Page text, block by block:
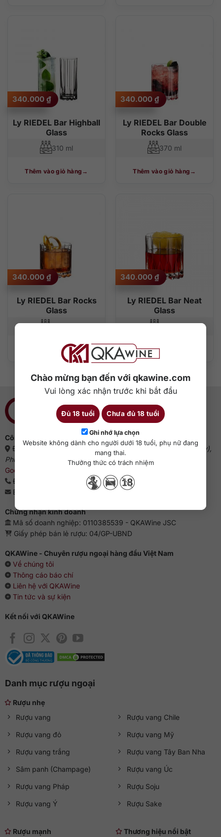
Chào mừng bạn đến với qkawine.com
Vui lòng xác nhận trước khi bắt đầu
Đủ 18 tuổi Chưa đủ 18 tuổi
Ghi nhớ lựa chọn
Website không dành cho người dưới 18 tuổi, phụ nữ đang
mang thai.
Thưởng thức có trách nhiệm
Ly RIEDEL Bar Highball
Glass
340.000 ₫
310 ml
Thêm vào giỏ hàng
Ly RIEDEL Bar Double
Rocks Glass
340.000 ₫
370 ml
Thêm vào giỏ hàng
Ly RIEDEL Bar Rocks
Glass
340.000 ₫
283 ml
Thêm vào giỏ hàng
Ly RIEDEL Bar Neat
Glass
340.000 ₫
174 ml
Thêm vào giỏ hàng
Công ty cổ phần QKAWine
Địa chỉ: Tầng 1, số 12A, lô TT02, KĐT HDMon (Hải Đăng City),
Phường Mỹ Đình 2, Quận Nam Từ Liêm, Thành phố Hà Nội
Google Maps
Điện thoại:
0363 909 636
Email:
sales@qkawine.com
Chứng nhận kinh doanh
Mã số doanh nghiệp: 0110385539 - QKAWine JSC
Giấy phép bán lẻ rượu: 04/GP-UBND
QKAWine - Chuyên rượu ngoại hàng đầu Việt Nam
Về chúng tôi
Thông cáo báo chí
Liên hệ với QKAWine
Tin tức và sự kiện
Kết nối với QKAWine
Danh mục rượu ngoại
Rượu nhẹ
Rượu vang
Rượu vang đỏ
Rượu vang trắng
Sâm panh (Champage)
Rượu vang Pháp
Rượu vang Ý
Rượu vang Chile
Rượu vang Mỹ
Rượu vang Tây Ban Nha
Rượu vang Úc
Rượu Soju
Rượu Sake
Rượu mạnh
Thương hiệu nổi bật